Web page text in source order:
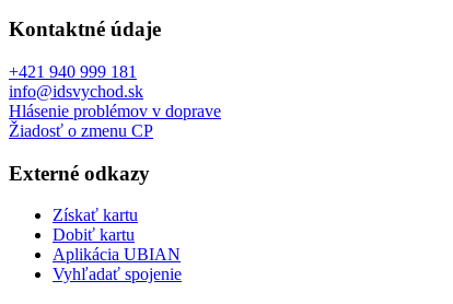
Kontaktné údaje
+421 940 999 181
info@idsvychod.sk
Hlásenie problémov v doprave
Žiadosť o zmenu CP
Externé odkazy
Získať kartu
Dobiť kartu
Aplikácia UBIAN
Vyhľadať spojenie